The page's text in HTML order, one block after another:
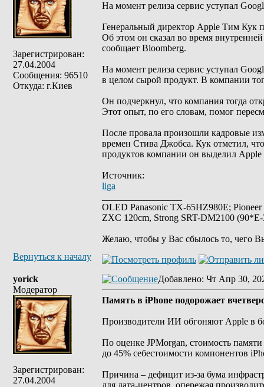
Зарегистрирован:
27.04.2004
Сообщения: 96510
Откуда: г.Киев
На момент релиза сервис уступал
Генеральный директор Apple Тим Кук
Об этом он сказал во время
сообщает Bloomberg.
На момент релиза сервис уступал
в целом сырой продукт. В компании
Он подчеркнул, что компания тогда
Этот опыт, по его словам, помог
После провала произошли кадровые
времен Стива Джобса. Кук отметил,
продуктов компании он выделил Apple
Источник:
liga
OLED Panasonic TX-65HZ980E;
ZXC 120cm, Strong SRT-DM2100
Желаю, чтобы у Вас сбылось то, чего
Вернуться к началу
yorick
Модератор
Зарегистрирован:
27.04.2004
Добавлено: Чт Апр 30,
Память в iPhone подорожает
Производители ИИ обгоняют Apple в
По оценке JPMorgan, стоимость
до 45% себестоимости компонентов
Причина – дефицит из-за бума
для дата-центров, опережая